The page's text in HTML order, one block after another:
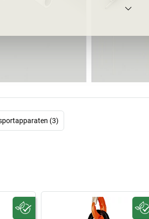
Pfeifer
serieproductie. Vervolgens
uitwerking: het familiebedrijf van de
zijn exporttoppers. Meer
Duitsland behaald, dochterondernemingen
wereld verdeeld. En ook in het land van
In 2008 werd het moederbedrijf in
U ziet: Pfeifer is niet te omzeilen. In onze
nog veel meer van
(3)